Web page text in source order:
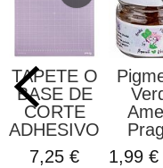
O
DE
€
Pigmento
Verde
Amelie
Prager
1,99 €3,50 €